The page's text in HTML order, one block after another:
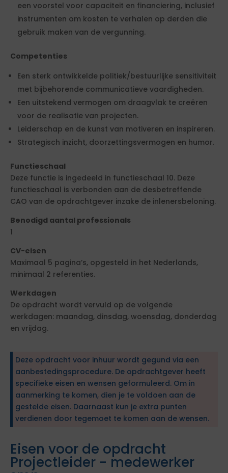
een voorstel voor capaciteit en financiering, inclusief
instrumenten om kosten te verhalen op derden die
gebruik maken van de vergunning.
Competenties
Een sterk ontwikkelde politiek/bestuurlijke sensitiviteit
met bijbehorende communicatieve vaardigheden.
Een uitstekend vermogen om draagvlak te creëren
voor de realisatie van projecten.
Leiderschap en de kunst van motiveren en inspireren.
Strategisch inzicht, doorzettingsvermogen en humor.
Functieschaal
Deze functie is ingedeeld in functieschaal 10. Deze
functieschaal is verbonden aan de desbetreffende
CAO van de opdrachtgever inzake de inlenersbeloning.
Benodigd aantal professionals
1
CV-eisen
Maximaal 5 pagina’s, opgesteld in het Nederlands,
minimaal 2 referenties.
Werkdagen
De opdracht wordt vervuld op de volgende
werkdagen: maandag, dinsdag, woensdag, donderdag
en vrijdag.
Deze opdracht voor inhuur wordt gegund via een
aanbestedingsprocedure. De opdrachtgever heeft
specifieke eisen en wensen geformuleerd. Om in
aanmerking te komen, dien je te voldoen aan de
gestelde eisen. Daarnaast kun je extra punten
verdienen door tegemoet te komen aan de wensen.
Eisen voor de opdracht
Projectleider - medewerker